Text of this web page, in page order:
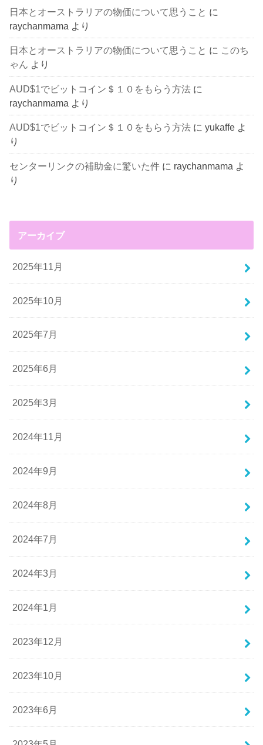
日本とオーストラリアの物価について思うこと に
raychanmama より
日本とオーストラリアの物価について思うこと に このち
ゃん より
AUD$1でビットコイン＄１０をもらう方法 に
raychanmama より
AUD$1でビットコイン＄１０をもらう方法 にyukaffe よ
り
センターリンクの補助金に驚いた件 に raychanmama よ
り
アーカイブ
2025年11月
2025年10月
2025年7月
2025年6月
2025年3月
2024年11月
2024年9月
2024年8月
2024年7月
2024年3月
2024年1月
2023年12月
2023年10月
2023年6月